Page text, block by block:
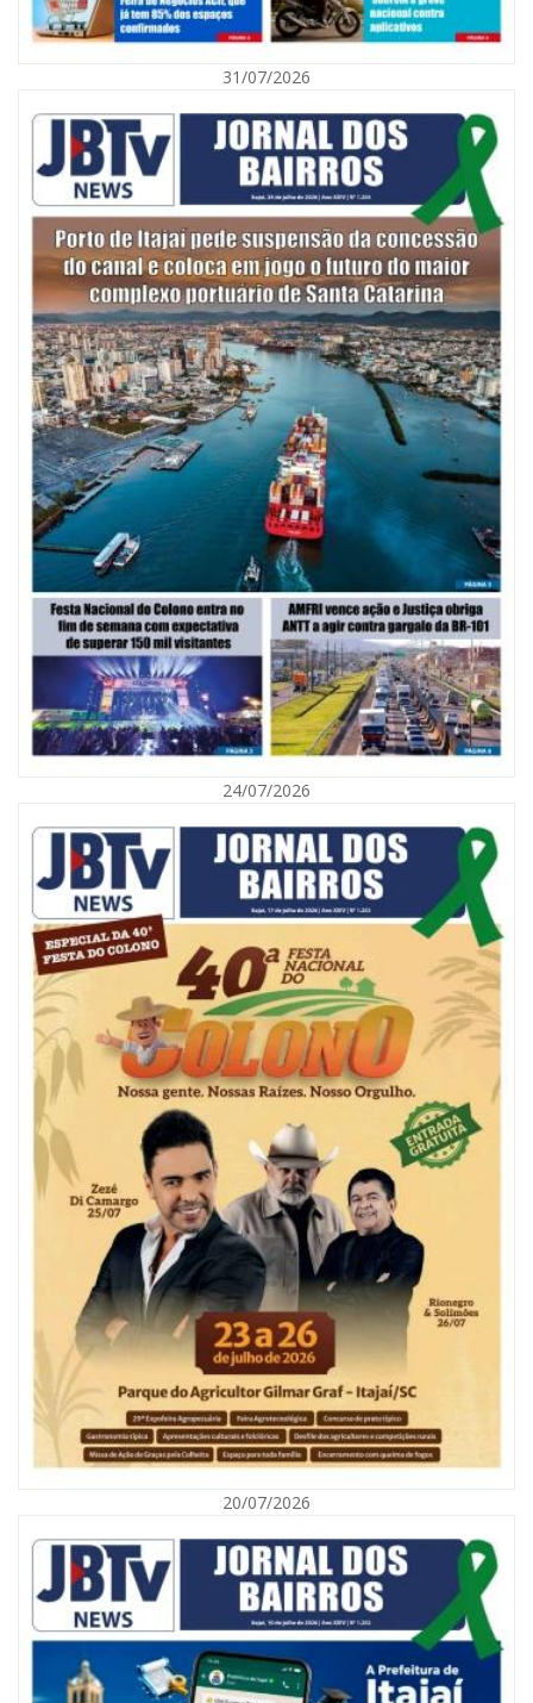
Defesa Civil de Itajaí alerta para chuva, ventos fortes e queda de
temperatura
ITAJAÍ
06/08/2026 | 10:02
Audiência pública debate Programa Municipal de Habitação de Interesse
Social em Itajaí
06/08/2026 | 10:04
Ação oferece testes rápidos para HIV, sífilis e hepatites nesta quinta (6) e
sexta-feira (7)
GERAL
31/07/2026
24/07/2026
20/07/2026